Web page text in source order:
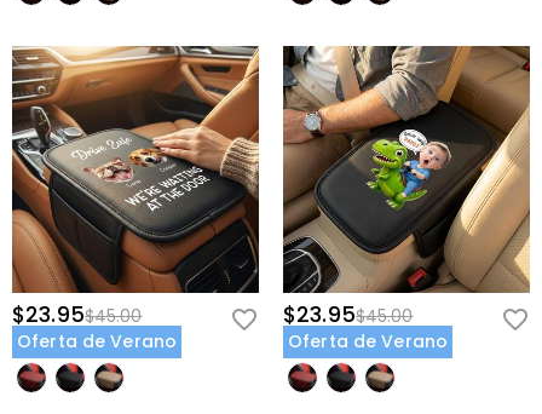
$23.95$45.00
Oferta de Verano
$23.95$45.00
Oferta de Verano